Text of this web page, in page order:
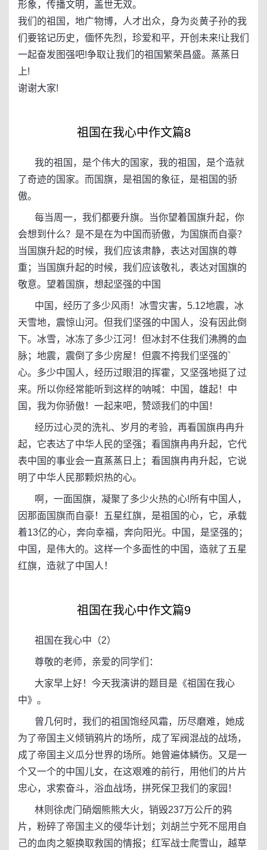
形象，传播文明，盖世无双。
我们的祖国，地广物博，人才出众，身为炎黄子孙的我
们要铭记历史，偭怀先烈，珍爱和平，开创未来!让我们
一起奋发图强吧!争取让我们的祖国繁荣昌盛。蒸蒸日
上!
谢谢大家!
祖国在我心中作文篇8
我的祖国，是个伟大的国家，我的祖国，是个造就
了奇迹的国家。而国旗，是祖国的象征，是祖国的骄
傲。
每当周一，我们都要升旗。当你望着国旗升起，你
会想到什么？是不是在为中国而骄傲，为国旗而自豪？
当国旗升起的时候，我们应该肃静，表达对国旗的尊
重；当国旗升起的时候，我们应该敬礼，表达对国旗的
敬意。望着国旗，想起坚强的中国
中国，经历了多少风雨！冰雪灾害，5.12地震，冰
天雪地，震惊山河。但我们坚强的中国人，没有因此倒
下。冰雪，冰冻了多少江河！但冰封不住我们沸腾的血
脉；地震，震倒了多少房屋！但震不挎我们坚强的`
心。多少中国人，经历过眼泪的挥霍，又坚强地挺了过
来。所以你经常能听到这样的呐喊：中国，雄起！中
国，我为你骄傲！一起来吧，赞颂我们的中国！
经历过心灵的洗礼、岁月的考验，再看国旗冉冉升
起，它表达了中华人民的坚强；看国旗冉冉升起，它代
表中国的事业会一直蒸蒸日上；看国旗冉冉升起，它说
明了中华人民那颗炽热的心。
啊，一面国旗，凝聚了多少火热的心!所有中国人，
因那面国旗而自豪！五星红旗，是祖国的心，它，承载
着13亿的心，奔向幸福，奔向阳光。中国，是坚强的；
中国，是伟大的。这样一个多面性的中国，造就了五星
红旗，造就了中国人！
祖国在我心中作文篇9
祖国在我心中（2）
尊敬的老师，亲爱的同学们：
大家早上好！今天我演讲的题目是《祖国在我心
中》。
曾几何时，我们的祖国饱经风霜，历尽磨难，她成
为了帝国主义倾销鸦片的场所，成了军阀混战的战场，
成了帝国主义瓜分世界的场所。她曾遍体鳞伤。又是一
个又一个的中国儿女，在这艰难的前行，用他们的片片
忠心，求索奋斗，浴血战场，拼死保卫我们的家园！
林则徐虎门硝烟熊熊大火，销毁237万公斤的鸦
片，粉碎了帝国主义的侵华计划；刘胡兰宁死不屈用自
己的血肉之躯换取救国的情报；红军战士爬雪山，越草